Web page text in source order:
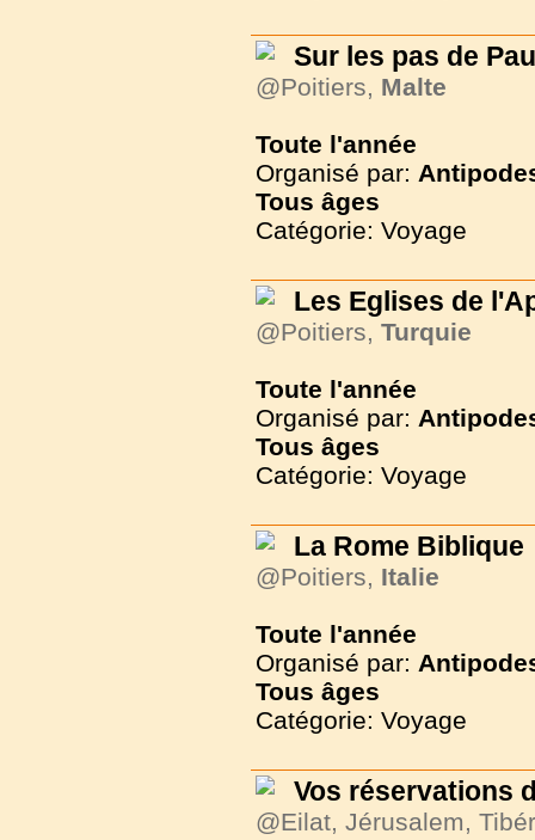
Sur les pas de
@Poitiers, Malte
Toute l'année
Organisé par:
Tous âges
Catégorie: Voyage
Les Eglises de
@Poitiers, Turquie
Toute l'année
Organisé par:
Tous âges
Catégorie: Voyage
La Rome Biblique
@Poitiers, Italie
Toute l'année
Organisé par:
Tous âges
Catégorie: Voyage
Vos réservations
@Eilat, Jérusalem,